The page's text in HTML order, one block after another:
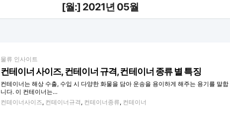
[월:] 2021년 05월
물류 인사이트
컨테이너 사이즈, 컨테이너 규격, 컨테이너 종류 별 특징
컨테이너는 해상 수출, 수입 시 다양한 화물을 담아 운송을 용이하게 해주는 용기를 말합
니다. 이 컨테이너는…
컨테이너사이즈, 컨테이너규격 , 컨테이너종류, 컨테이너